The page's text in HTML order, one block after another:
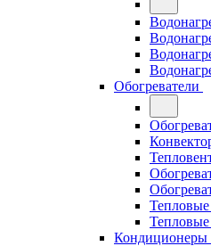
Обогреватели
Тепловые
Кондиционеры